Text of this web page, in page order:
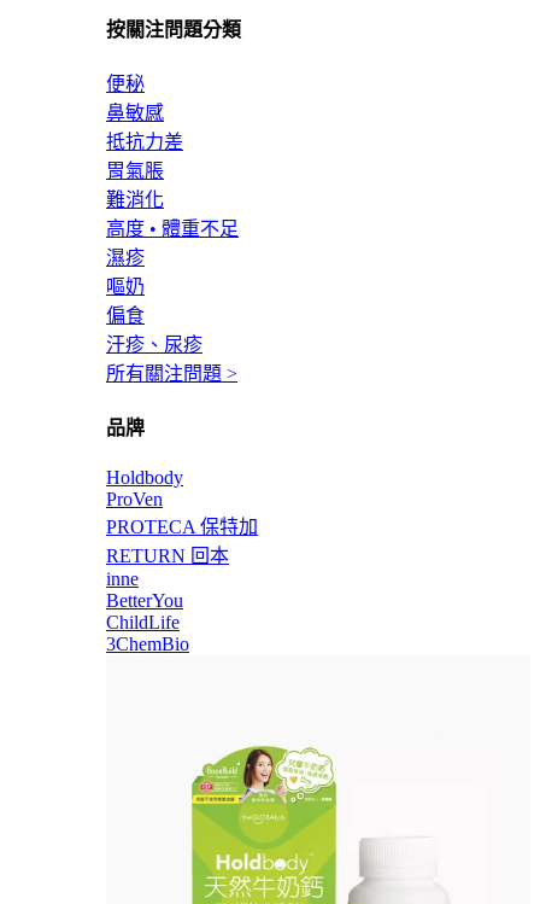
按關注問題分類
便秘
鼻敏感
抵抗力差
胃氣脹
難消化
高度 • 體重不足
濕疹
嘔奶
偏食
汗疹、尿疹
所有關注問題 >
品牌
Holdbody
ProVen
PROTECA 保特加
RETURN 回本
inne
BetterYou
ChildLife
3ChemBio